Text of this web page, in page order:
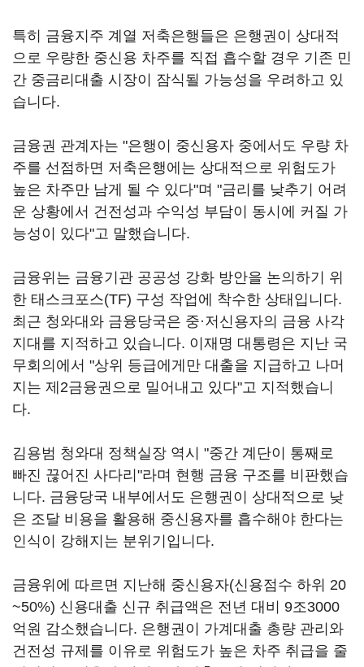
특히 금융지주 계열 저축은행들은 은행권이 상대적
으로 우량한 중신용 차주를 직접 흡수할 경우 기존 민
간 중금리대출 시장이 잠식될 가능성을 우려하고 있
습니다.
금융권 관계자는 "은행이 중신용자 중에서도 우량 차
주를 선점하면 저축은행에는 상대적으로 위험도가
높은 차주만 남게 될 수 있다"며 "금리를 낮추기 어려
운 상황에서 건전성과 수익성 부담이 동시에 커질 가
능성이 있다"고 말했습니다.
금융위는 금융기관 공공성 강화 방안을 논의하기 위
한 태스크포스(TF) 구성 작업에 착수한 상태입니다.
최근 청와대와 금융당국은 중·저신용자의 금융 사각
지대를 지적하고 있습니다. 이재명 대통령은 지난 국
무회의에서 "상위 등급에게만 대출을 지급하고 나머
지는 제2금융권으로 밀어내고 있다"고 지적했습니
다.
김용범 청와대 정책실장 역시 "중간 계단이 통째로
빠진 끊어진 사다리"라며 현행 금융 구조를 비판했습
니다. 금융당국 내부에서도 은행권이 상대적으로 낮
은 조달 비용을 활용해 중신용자를 흡수해야 한다는
인식이 강해지는 분위기입니다.
금융위에 따르면 지난해 중신용자(신용점수 하위 20
~50%) 신용대출 신규 취급액은 전년 대비 9조3000
억원 감소했습니다. 은행권이 가계대출 총량 관리와
건전성 규제를 이유로 위험도가 높은 차주 취급을 줄